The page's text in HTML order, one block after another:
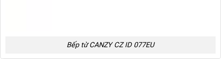
Bếp từ CANZY CZ ID 077EU